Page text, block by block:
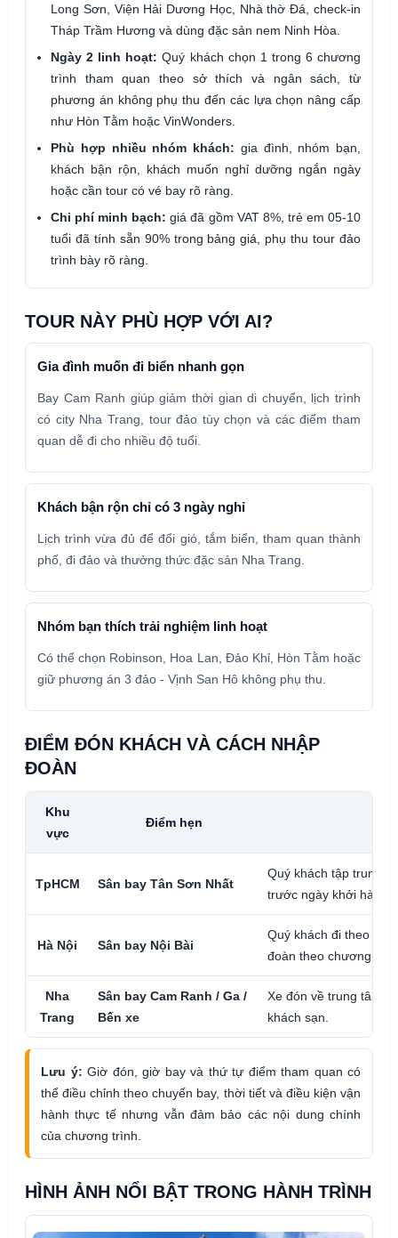
Long Sơn, Viện Hải Dương Học, Nhà thờ Đá, check-in
Tháp Trầm Hương và dùng đặc sản nem Ninh Hòa.
Ngày 2 linh hoạt: Quý khách chọn 1 trong 6 chương
trình tham quan theo sở thích và ngân sách, từ
phương án không phụ thu đến các lựa chọn nâng cấp
như Hòn Tằm hoặc VinWonders.
Phù hợp nhiều nhóm khách: gia đình, nhóm bạn,
khách bận rộn, khách muốn nghỉ dưỡng ngắn ngày
hoặc cần tour có vé bay rõ ràng.
Chi phí minh bạch: giá đã gồm VAT 8%, trẻ em 05-10
tuổi đã tính sẵn 90% trong bảng giá, phụ thu tour đảo
trình bày rõ ràng.
TOUR NÀY PHÙ HỢP VỚI AI?
Gia đình muốn đi biển nhanh gọn
Bay Cam Ranh giúp giảm thời gian di chuyển, lịch trình
có city Nha Trang, tour đảo tùy chọn và các điểm tham
quan dễ đi cho nhiều độ tuổi.
Khách bận rộn chỉ có 3 ngày nghỉ
Lịch trình vừa đủ để đổi gió, tắm biển, tham quan thành
phố, đi đảo và thưởng thức đặc sản Nha Trang.
Nhóm bạn thích trải nghiệm linh hoạt
Có thể chọn Robinson, Hoa Lan, Đảo Khỉ, Hòn Tằm hoặc
giữ phương án 3 đảo - Vịnh San Hô không phụ thu.
ĐIỂM ĐÓN KHÁCH VÀ CÁCH NHẬP
ĐOÀN
Khu
vực
Điểm hẹn
TpHCM Sân bay Tân Sơn Nhất
Quý khách tập trung
trước ngày khởi hành.
Hà Nội Sân bay Nội Bài
Quý khách đi theo lịch
đoàn theo chương
Nha
Trang
Sân bay Cam Ranh / Ga /
Bến xe
Xe đón về trung tâm
khách sạn.
Lưu ý: Giờ đón, giờ bay và thứ tự điểm tham quan có
thể điều chỉnh theo chuyến bay, thời tiết và điều kiện vận
hành thực tế nhưng vẫn đảm bảo các nội dung chính
của chương trình.
HÌNH ẢNH NỔI BẬT TRONG HÀNH TRÌNH